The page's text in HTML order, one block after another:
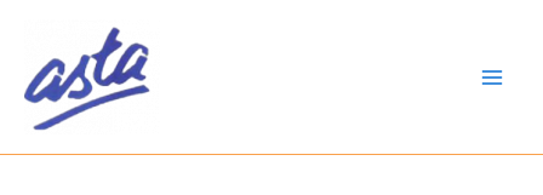
contenu